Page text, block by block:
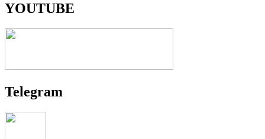
YOUTUBE
Telegram